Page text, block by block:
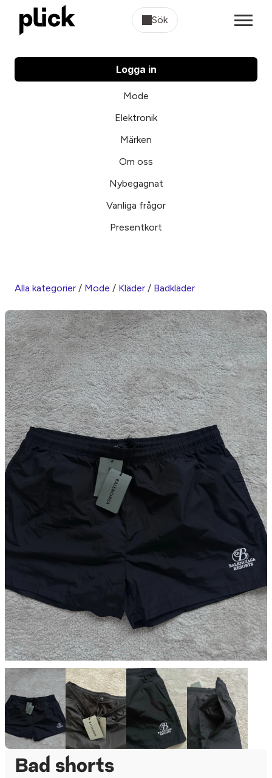
Sök
Logga in
Mode
Elektronik
Märken
Om oss
Nybegagnat
Vanliga frågor
Presentkort
Alla kategorier / Mode / Kläder / Badkläder
Bad shorts